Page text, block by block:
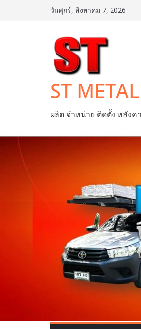
วันศุกร์, สิงหาคม 7, 2026
ST
ผลิต จำหน่าย ติดตั้ง หลัง